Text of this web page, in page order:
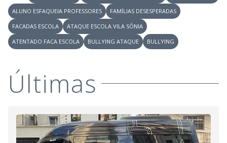
ALUNO ESFAQUEIA PROFESSORES
FAMÍLIAS DESESPERADAS
FACADAS ESCOLA
ATAQUE ESCOLA VILA SÔNIA
ATENTADO FACA ESCOLA
BULLYING ATAQUE BULLYING
Últimas